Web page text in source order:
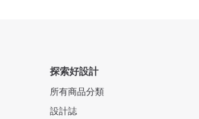
探索好設計
所有商品分類
設計誌